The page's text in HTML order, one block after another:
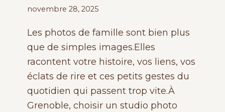
novembre 28, 2025
Les photos de famille sont bien plus
que de simples images.Elles
racontent votre histoire, vos liens, vos
éclats de rire et ces petits gestes du
quotidien qui passent trop vite.À
Grenoble, choisir un studio photo